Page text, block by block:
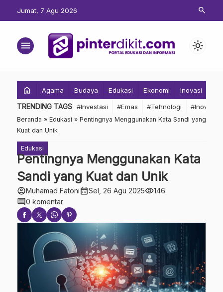
Jumat, 7 Agu 2026 search
menu light_mode
home Agama Budaya Edukasi Ekonomi Inovasi
TRENDING TAGS #Investasi #Emas #Tehnologi #Inovasi
Beranda » Edukasi » Pentingnya Menggunakan Kata Sandi yang
Kuat dan Unik
Edukasi
Pentingnya Menggunakan Kata
Sandi yang Kuat dan Unik
account_circleMuhamad Fatonicalendar_monthSel, 26 Agu 2025visibility146
comment0 komentar